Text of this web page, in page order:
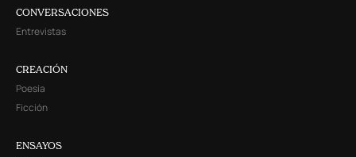
CONVERSACIONES
Entrevistas
CREACIÓN
Poesía
Ficción
ENSAYOS